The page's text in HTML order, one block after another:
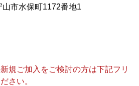
市水保町1172番地1
規ご加入をご検討の方は下記フリ
さい。